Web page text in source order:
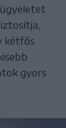
kétfős
gyors